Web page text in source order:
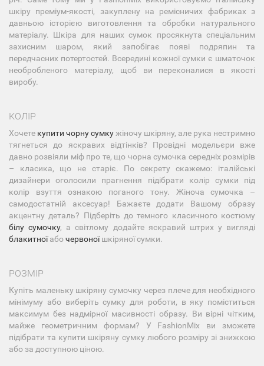
шкіру преміум-якості, закуплену на ремісничих фабриках з
давньою історією виготовлення та обробки натурального
матеріалу. Шкіра для наших сумок просякнута спеціальним
захисним шаром, який запобігає появі подряпин та
передчасних потертостей. Всередині кожної сумки є шматочок
необробленого матеріалу, щоб ви переконалися в якості
виробу.
КОЛІР
Хочете купити чорну сумкужіночу шкіряну, але рука нестримно
тягнеться до яскравих відтінків? Провідні модельєри вже
давно розвіяли міф про те, що чорна сумочка середніх розмірів
– класика, що не старіє. По секрету скажемо: італійські
дизайнери оголосили прагнення підібрати колір сумки під
колір взуття ознакою поганого тону. Жіноча сумочка –
самодостатній аксесуар! Бажаєте додати Вашому образу
акцентну деталь? Підберіть до темного класичного костюму
білу сумочку, а світлому додайте яскравий штрих у вигляді
блакитноїабочервоноїшкіряної сумки.
РОЗМІР
Купіть маленьку шкіряну сумочку через плече для необхідного
мінімуму або виберіть сумку для роботи, в яку поміститься
максимум без надмірної масивності образу. Ви вірні чітким,
майже геометричним формам? У FashionMix ви зможете
підібрати та купити шкіряну сумку любого розміру зі знижкою
або за доступною ціною.